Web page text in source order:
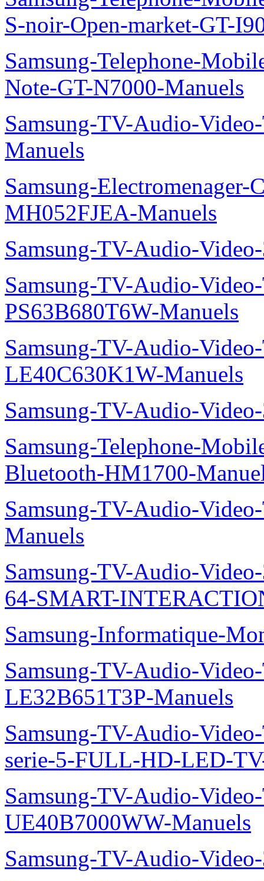
S-noir-Open-market-GT-
Samsung-Telephone-
Note-GT-N7000-Manuels
Samsung-TV-Audio-
Manuels
Samsung-Electromenager-
MH052FJEA-Manuels
Samsung-TV-Audio-
Samsung-TV-Audio-
PS63B680T6W-Manuels
Samsung-TV-Audio-
LE40C630K1W-Manuels
Samsung-TV-Audio-
Samsung-Telephone-
Bluetooth-HM1700-
Samsung-TV-Audio-
Manuels
Samsung-TV-Audio-
64-SMART-
Samsung-Informatique-
Samsung-TV-Audio-
LE32B651T3P-Manuels
Samsung-TV-Audio-
serie-5-FULL-HD-LED-
Samsung-TV-Audio-
UE40B7000WW-Manuels
Samsung-TV-Audio-